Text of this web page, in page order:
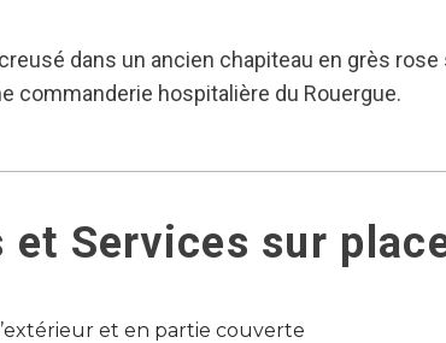
dans un ancien chapiteau en grès
commanderie hospitalière du Rouergue.
et Services sur
et en partie couverte